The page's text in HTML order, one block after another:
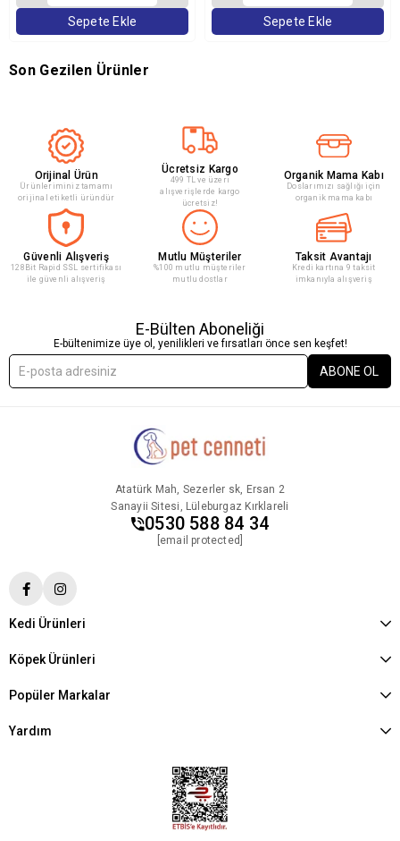
Sepete Ekle Sepete Ekle
Son Gezilen Ürünler
Orijinal Ürün
Ürünleriminiz tamamı
orijinal etiketli üründür
Ücretsiz Kargo
499 TL ve üzeri
alışverişlerde kargo
ücretsiz!
Organik Mama Kabı
Doslarımızı sağlığı için
organik mama kabı
Güvenli Alışveriş
128Bit Rapid SSL sertifikası
ile güvenli alışveriş
Mutlu Müşteriler
%100 mutlu müşteriler
mutlu dostlar
Taksit Avantajı
Kredi kartına 9 taksit
imkanıyla alışveriş
E-Bülten Aboneliği
E-bültenimize üye ol, yenilikleri ve fırsatları önce sen keşfet!
ABONE OL
Atatürk Mah, Sezerler sk, Ersan 2
Sanayii Sitesi, Lüleburgaz Kırklareli
0530 588 84 34
[email protected]
Kedi Ürünleri
Köpek Ürünleri
Popüler Markalar
Yardım